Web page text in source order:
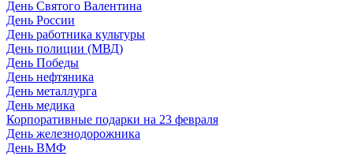
День Святого Валентина
День России
День работника культуры
День полиции (МВД)
День Победы
День нефтяника
День металлурга
День медика
Корпоративные подарки на 23 февраля
День железнодорожника
День ВМФ